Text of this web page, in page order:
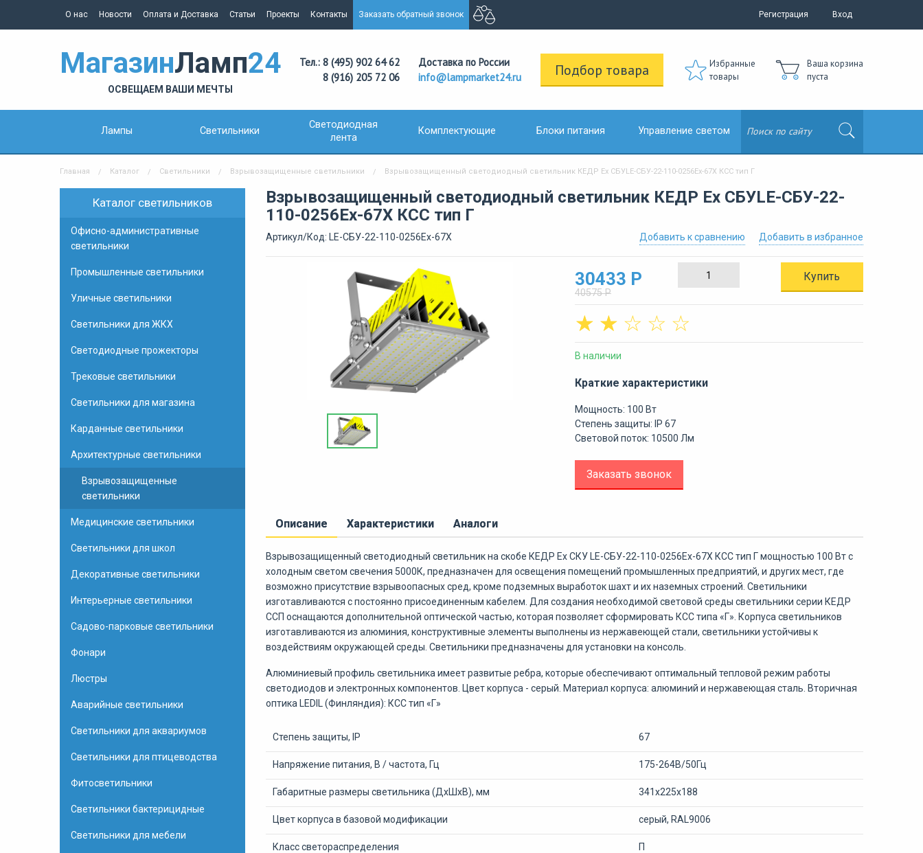
О нас Новости Оплата и Доставка Статьи Проекты Контакты Заказать обратный звонок Регистрация Вход
МагазинЛамп24
ОСВЕЩАЕМ ВАШИ МЕЧТЫ
Тел.: 8 (495) 902 64 62
8 (916) 205 72 06
Доставка по России
info@lampmarket24.ru
Подбор товара
Избранные
товары
Ваша корзина
пуста
Лампы Светильники
Светодиодная
лента
Комплектующие Блоки питания Управление светом
Главная Каталог Светильники Взрывозащищенные светильники Взрывозащищенный светодиодный светильник КЕДР Ex СБУLE-СБУ-22-110-0256Ех-67Х КСС тип Г
Каталог светильников
Офисно-административные
светильники
Промышленные светильники
Уличные светильники
Светильники для ЖКХ
Светодиодные прожекторы
Трековые светильники
Светильники для магазина
Карданные светильники
Архитектурные светильники
Взрывозащищенные
светильники
Медицинские светильники
Светильники для школ
Декоративные светильники
Интерьерные светильники
Садово-парковые светильники
Фонари
Люстры
Аварийные светильники
Светильники для аквариумов
Светильники для птицеводства
Фитосветильники
Светильники бактерицидные
Светильники для мебели
Взрывозащищенный светодиодный светильник КЕДР Ex СБУLE-СБУ-22-
110-0256Ех-67Х КСС тип Г
Артикул/Код: LE-СБУ-22-110-0256Ех-67Х Добавить в избранное
Добавить к сравнению
30433 Р
40575 Р
Купить
☆
☆
☆
☆
☆
В наличии
Краткие характеристики
Мощность: 100 Вт
Степень защиты: IP 67
Световой поток: 10500 Лм
Заказать звонок
Описание Характеристики Аналоги
Взрывозащищенный светодиодный светильник на скобе КЕДР Ex СКУ LE-СБУ-22-110-0256Ех-67Х КСС тип Г мощностью 100 Вт с
холодным светом свечения 5000К, предназначен для освещения помещений промышленных предприятий, и других мест, где
возможно присутствие взрывоопасных сред, кроме подземных выработок шахт и их наземных строений. Светильники
изготавливаются с постоянно присоединенным кабелем. Для создания необходимой световой среды светильники серии КЕДР
ССП оснащаются дополнительной оптической частью, которая позволяет сформировать КСС типа «Г». Корпуса светильников
изготавливаются из алюминия, конструктивные элементы выполнены из нержавеющей стали, светильники устойчивы к
воздействиям окружающей среды. Светильники предназначены для установки на консоль.
Алюминиевый профиль светильника имеет развитые ребра, которые обеспечивают оптимальный тепловой режим работы
светодиодов и электронных компонентов. Цвет корпуса - серый. Материал корпуса: алюминий и нержавеющая сталь. Вторичная
оптика LEDIL (Финляндия): КСС тип «Г»
Степень защиты, IP 67
Напряжение питания, В / частота, Гц 175-264В/50Гц
Габаритные размеры светильника (ДxШxВ), мм 341x225x188
Цвет корпуса в базовой модификации серый, RAL9006
Класс светораспределения П